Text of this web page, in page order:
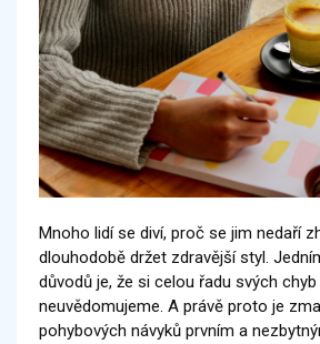
Mnoho lidí se diví, proč se jim nedaří
dlouhodobě držet zdravější styl.
důvodů je, že si celou řadu svých
neuvědomujeme. A právě proto je
pohybových návyků prvním a